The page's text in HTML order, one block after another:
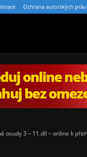
Ochrana autorských práv
osudy 3 – 11.díl – online k